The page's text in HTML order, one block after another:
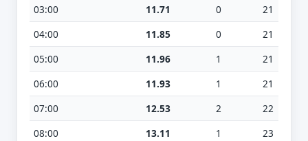
03:00
11.71 0
21
04:00
11.85 0
21
05:00
11.96 1
21
06:00
11.93 1
21
07:00
12.53 2
22
08:00
13.11 1
23